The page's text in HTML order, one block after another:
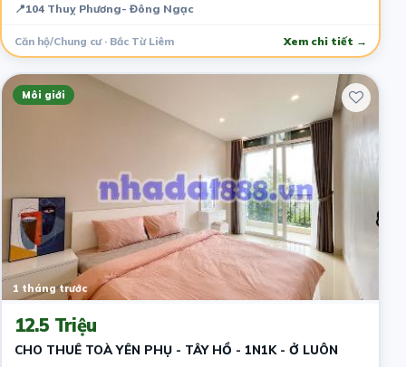
📍104 Thuỵ Phương- Đông Ngạc
Căn hộ/Chung cư · Bắc Từ Liêm Xem chi tiết →
Môi giới
1 tháng trước
12.5 Triệu
CHO THUÊ TOÀ YÊN PHỤ - TÂY HỒ - 1N1K - Ở LUÔN